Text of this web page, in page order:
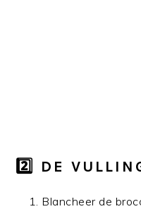
2️⃣ DE
Blancheer de